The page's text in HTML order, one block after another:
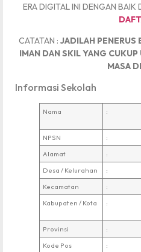
ERA DIGITAL INI DENGAN BAIK
CATATAN : JADILAH PENERUS
IMAN DAN SKIL YANG
MASA
Informasi Sekolah
Nama :
NPSN
:
Alamat
:
Desa / Kelurahan
:
Kecamatan
:
Kabupaten / Kota
:
Provinsi
:
Kode Pos
: